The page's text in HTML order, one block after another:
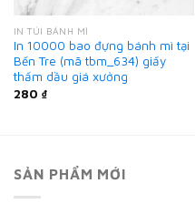
IN TÚI BÁNH MÌ
In 10000 bao đựng bánh mì tại
Bến Tre (mã tbm_634) giấy
thấm dầu giá xưởng
280 ₫
SẢN PHẨM MỚI